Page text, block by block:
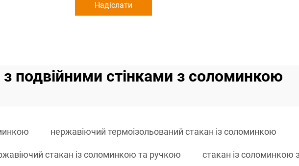
Надіслати
подвійними стінками з соломинкою
нержавіючий термоізольований стакан із соломинкою
стакан із соломинкою та ручкою стакан із соломинкою